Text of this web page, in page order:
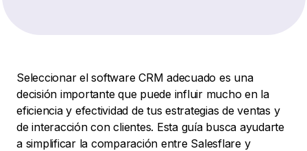
Seleccionar el software CRM adecuado es una
decisión importante que puede influir mucho en la
eficiencia y efectividad de tus estrategias de ventas y
de interacción con clientes. Esta guía busca ayudarte
a simplificar la comparación entre Salesflare y